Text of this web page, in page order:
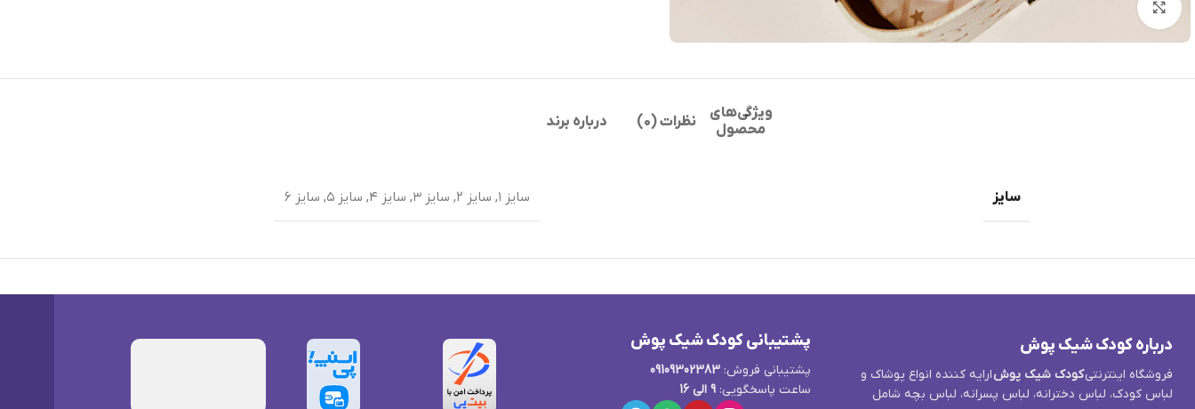
ویژگی‌های
محصول
نظرات (0) درباره برند
سایز سایز ۱ , سایز ۲ , سایز ۳ , سایز ۴ , سایز ۵ , سایز ۶
درباره کودک شیک پوش
فروشگاه اینترنتیکودک شیک پوشارایه کننده انواع پوشاک و
لباس کودک، لباس دخترانه، لباس پسرانه، لباس بچه شامل
پشتیبانی کودک شیک پوش
پشتیبانی فروش:09109302383
ساعت پاسخگویی:9 الی 16